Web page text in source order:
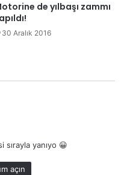
de yılbaşı zammı
30 Aralık 2016
yanıyo 😀
açın